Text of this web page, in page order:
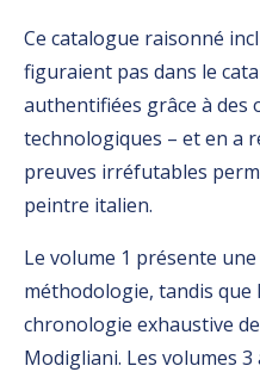
Ce catalogue raisonné
figuraient pas dans le
authentifiées grâce à des
technologiques – et en a
preuves irréfutables
peintre italien.
Le volume 1 présente
méthodologie, tandis
chronologie exhaustive
Modigliani. Les volumes